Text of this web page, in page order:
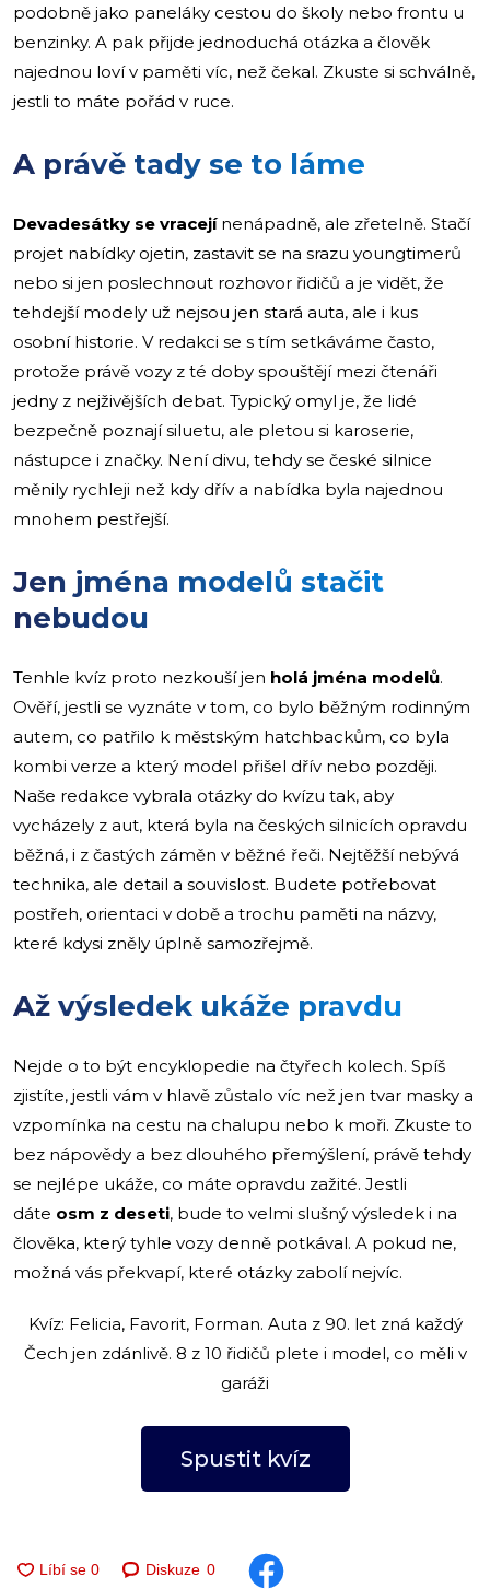
podobně jako paneláky cestou do školy nebo frontu u
benzinky. A pak přijde jednoduchá otázka a člověk
najednou loví v paměti víc, než čekal. Zkuste si schválně,
jestli to máte pořád v ruce.
A právě tady se to láme
Devadesátky se vracejínenápadně, ale zřetelně. Stačí
projet nabídky ojetin, zastavit se na srazu youngtimerů
nebo si jen poslechnout rozhovor řidičů a je vidět, že
tehdejší modely už nejsou jen stará auta, ale i kus
osobní historie. V redakci se s tím setkáváme často,
protože právě vozy z té doby spouštějí mezi čtenáři
jedny z nejživějších debat. Typický omyl je, že lidé
bezpečně poznají siluetu, ale pletou si karoserie,
nástupce i značky. Není divu, tehdy se české silnice
měnily rychleji než kdy dřív a nabídka byla najednou
mnohem pestřejší.
Jen jména modelů stačit
nebudou
Tenhle kvíz proto nezkouší jen holá jména modelů.
Ověří, jestli se vyznáte v tom, co bylo běžným rodinným
autem, co patřilo k městským hatchbackům, co byla
kombi verze a který model přišel dřív nebo později.
Naše redakce vybrala otázky do kvízu tak, aby
vycházely z aut, která byla na českých silnicích opravdu
běžná, i z častých záměn v běžné řeči. Nejtěžší nebývá
technika, ale detail a souvislost. Budete potřebovat
postřeh, orientaci v době a trochu paměti na názvy,
které kdysi zněly úplně samozřejmě.
Až výsledek ukáže pravdu
Nejde o to být encyklopedie na čtyřech kolech. Spíš
zjistíte, jestli vám v hlavě zůstalo víc než jen tvar masky a
vzpomínka na cestu na chalupu nebo k moři. Zkuste to
bez nápovědy a bez dlouhého přemýšlení, právě tehdy
se nejlépe ukáže, co máte opravdu zažité. Jestli
dáte osm z deseti, bude to velmi slušný výsledek i na
člověka, který tyhle vozy denně potkával. A pokud ne,
možná vás překvapí, které otázky zabolí nejvíc.
Kvíz: Felicia, Favorit, Forman. Auta z 90. let zná každý
Čech jen zdánlivě. 8 z 10 řidičů plete i model, co měli v
garáži
Spustit kvíz
Diskuze 0